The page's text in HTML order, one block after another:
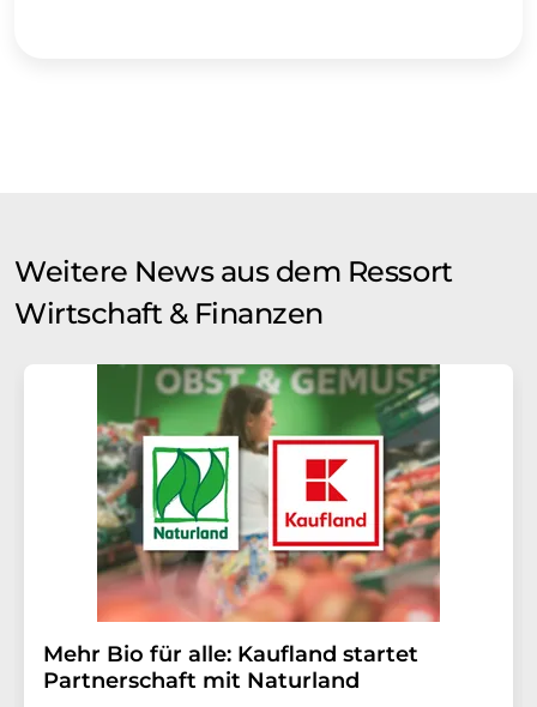
Weitere News aus dem Ressort
Wirtschaft & Finanzen
Mehr Bio für alle: Kaufland startet
Partnerschaft mit Naturland